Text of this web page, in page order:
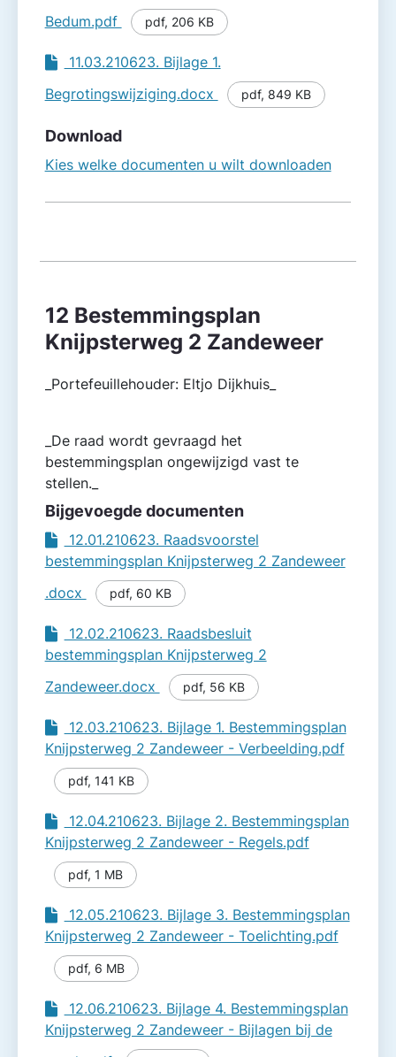
Bedum.pdf
pdf, 206 KB
11.03.210623. Bijlage 1.
Begrotingswijziging.docx
pdf, 849 KB
Download
Kies welke documenten u wilt downloaden
12 Bestemmingsplan
Knijpsterweg 2 Zandeweer
_Portefeuillehouder: Eltjo Dijkhuis_
_De raad wordt gevraagd het
bestemmingsplan ongewijzigd vast te
stellen._
Bijgevoegde documenten
12.01.210623. Raadsvoorstel
bestemmingsplan Knijpsterweg 2 Zandeweer
.docx
pdf, 60 KB
12.02.210623. Raadsbesluit
bestemmingsplan Knijpsterweg 2
Zandeweer.docx
pdf, 56 KB
12.03.210623. Bijlage 1. Bestemmingsplan
Knijpsterweg 2 Zandeweer - Verbeelding.pdf
pdf, 141 KB
12.04.210623. Bijlage 2. Bestemmingsplan
Knijpsterweg 2 Zandeweer - Regels.pdf
pdf, 1 MB
12.05.210623. Bijlage 3. Bestemmingsplan
Knijpsterweg 2 Zandeweer - Toelichting.pdf
pdf, 6 MB
12.06.210623. Bijlage 4. Bestemmingsplan
Knijpsterweg 2 Zandeweer - Bijlagen bij de